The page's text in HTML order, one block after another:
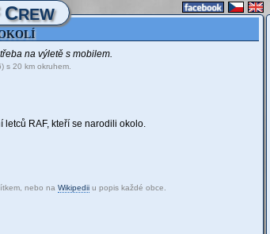
CREW
na výletě s mobilem.
s 20 km okruhem.
letců RAF, kteří se narodili okolo.
nebo na Wikipedii u popis každé obce.